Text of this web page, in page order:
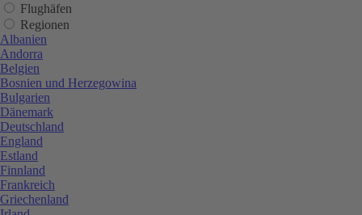
Flughäfen
Regionen
Albanien
Andorra
Belgien
Bosnien und Herzegowina
Bulgarien
Dänemark
Deutschland
England
Estland
Finnland
Frankreich
Griechenland